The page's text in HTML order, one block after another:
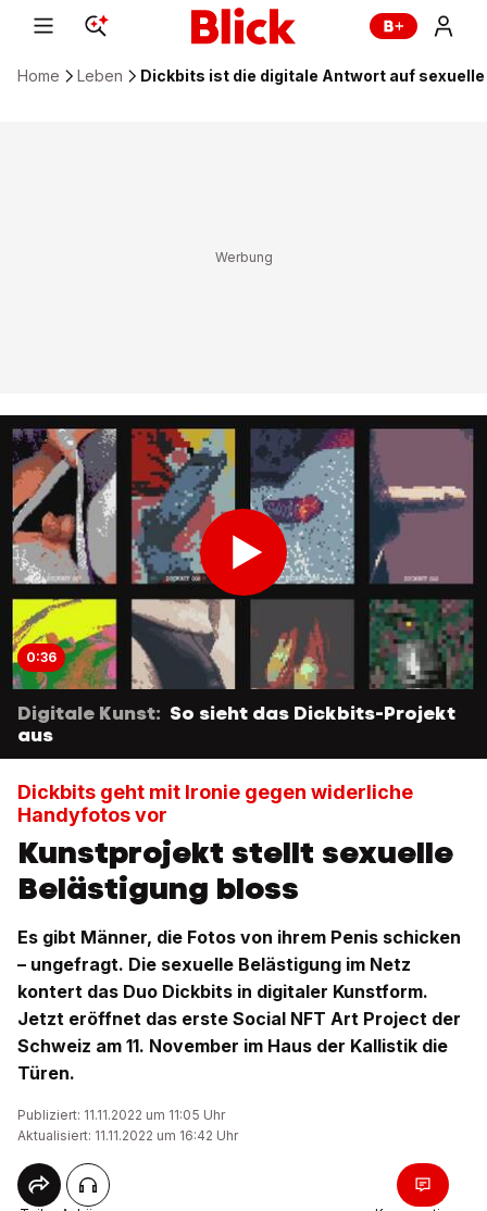
Home Leben Dickbits ist die digitale Antwort auf
0:36
Digitale Kunst: So sieht das Dickbits-Projekt
aus
Dickbits geht mit Ironie gegen widerliche
Handyfotos vor
Kunstprojekt stellt sexuelle
Belästigung bloss
Es gibt Männer, die Fotos von ihrem Penis schicken
– ungefragt. Die sexuelle Belästigung im Netz
kontert das Duo Dickbits in digitaler Kunstform.
Jetzt eröffnet das erste Social NFT Art Project der
Schweiz am 11. November im Haus der Kallistik die
Türen.
Publiziert: 11.11.2022 um 11:05 Uhr
Aktualisiert: 11.11.2022 um 16:42 Uhr